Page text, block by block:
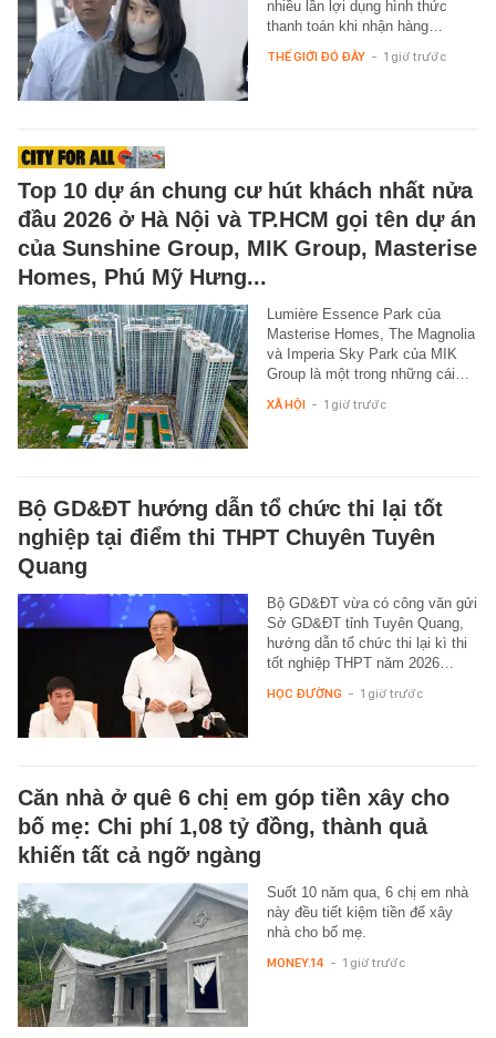
nhiều lần lợi dụng hình thức
thanh toán khi nhận hàng…
THẾ GIỚI ĐÓ ĐÂY - 1 giờ trước
Top 10 dự án chung cư hút khách nhất nửa
đầu 2026 ở Hà Nội và TP.HCM gọi tên dự án
của Sunshine Group, MIK Group, Masterise
Homes, Phú Mỹ Hưng...
Lumière Essence Park của
Masterise Homes, The Magnolia
và Imperia Sky Park của MIK
Group là một trong những cái…
XÃ HỘI - 1 giờ trước
Bộ GD&ĐT hướng dẫn tổ chức thi lại tốt
nghiệp tại điểm thi THPT Chuyên Tuyên
Quang
Bộ GD&ĐT vừa có công văn gửi
Sở GD&ĐT tỉnh Tuyên Quang,
hướng dẫn tổ chức thi lại kì thi
tốt nghiệp THPT năm 2026…
HỌC ĐƯỜNG - 1 giờ trước
Căn nhà ở quê 6 chị em góp tiền xây cho
bố mẹ: Chi phí 1,08 tỷ đồng, thành quả
khiến tất cả ngỡ ngàng
Suốt 10 năm qua, 6 chị em nhà
này đều tiết kiệm tiền để xây
nhà cho bố mẹ.
MONEY.14 - 1 giờ trước